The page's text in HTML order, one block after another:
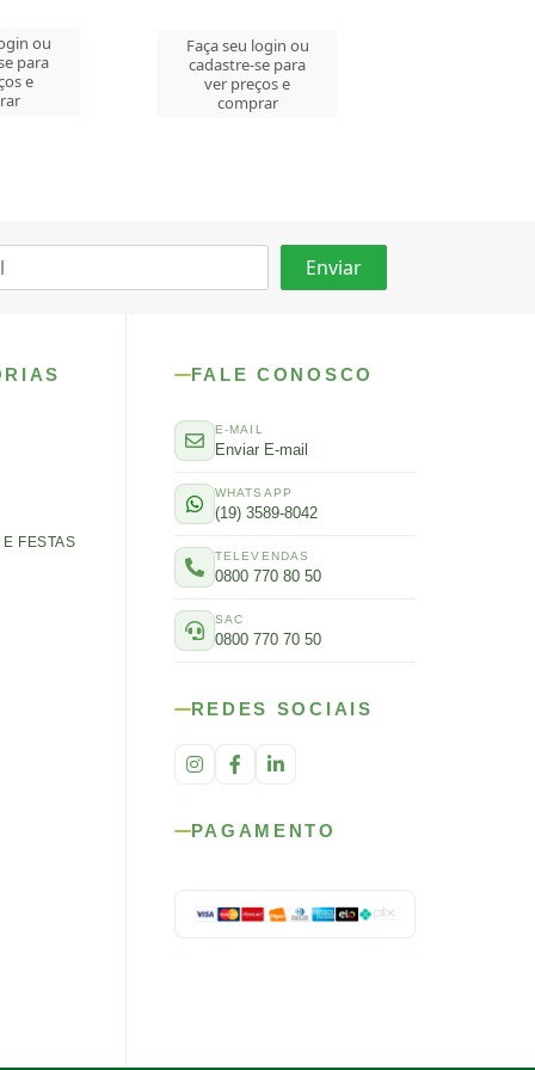
ou
para
e
Faça seu login ou
cadastre-se para
ver preços e
comprar
FESTAS
FALE CONOSCO
E-MAIL
Enviar E-mail
WHATSAPP
(19) 3589-8042
TELEVENDAS
0800 770 80 50
SAC
0800 770 70 50
REDES SOCIAIS
PAGAMENTO